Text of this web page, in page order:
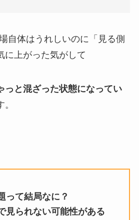
自体はうれしいのに「見る側
に上がった気がして
っと混ざった状態になってい
って結局なに？
見られない可能性がある